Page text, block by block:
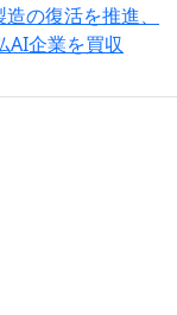
の復活を推進、
AI企業を買収